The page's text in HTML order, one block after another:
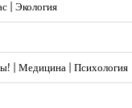
| Экология
| Медицина | Психология